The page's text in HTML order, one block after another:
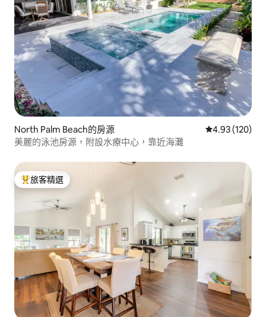
North Palm Beach的房源 從 120 則評價
4.93 (120)
美麗的泳池房源，附設水療中心，靠近海灘
旅客精選榜首
旅客精選